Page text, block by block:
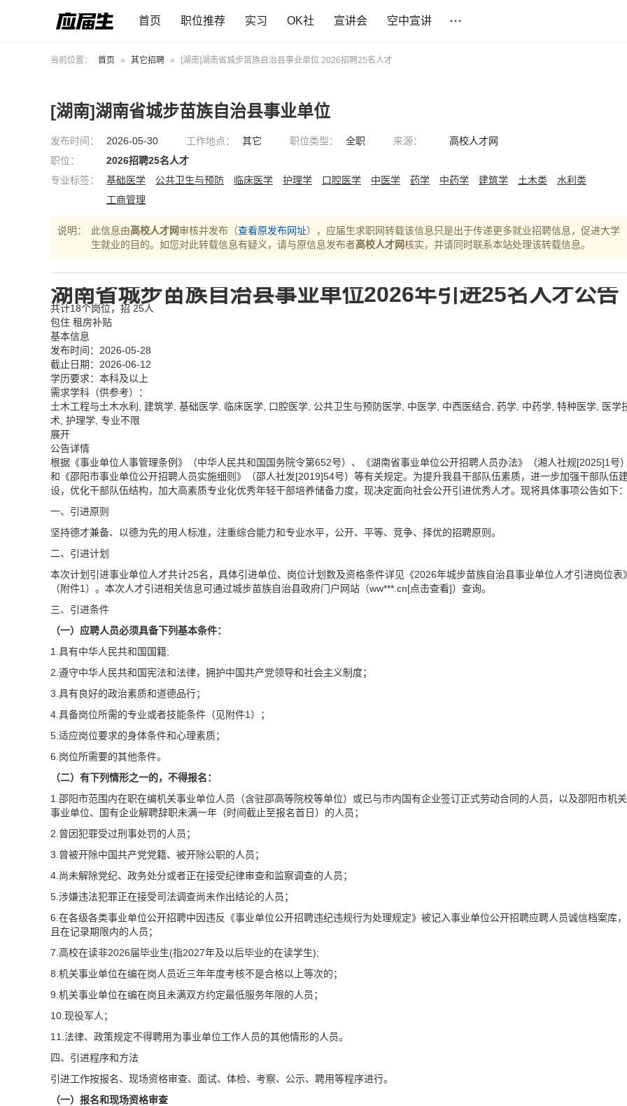
首页 职位推荐 实习 OK社 宣讲会 空中宣讲
当前位置： 首页 » 其它招聘 » [湖南]湖南省城步苗族自治县事业单位 2026招聘25名人才
[湖南]湖南省城步苗族自治县事业单位
发布时间： 2026-05-30 工作地点： 其它 职位类型： 全职 来源：
高校人才网
职位：
2026招聘25名人才
专业标签：
基础医学 公共卫生与预防 临床医学 护理学 口腔医学 中医学 药学 中药学 建筑学 土木类
水利类
工商管理
说明： 此信息由高校人才网审核并发布（查看原发布网址），应届生求职网转载该信息只是出于传递更多就业招聘信息，促进大学
生就业的目的。如您对此转载信息有疑义，请与原信息发布者高校人才网核实，并请同时联系本站处理该转载信息。
湖南省城步苗族自治县事业单位2026年引进25名人才公告
共计18个岗位，招 25人
包住 租房补贴
基本信息
发布时间：2026-05-28
截止日期：2026-06-12
学历要求：本科及以上
需求学科（供参考）：
土木工程与土木水利
建筑学 基础医学 临床医学 口腔医学 公共卫生与预防医学 中医学 中西医结合 药学 中药学 特种医学
医学
术 护理学 专业不限
展开
公告详情
根据《事业单位人事管理条例》（中华人民共和国国务院令第652号）、《湖南省事业单位公开招聘人员办法》（湘人社规[2025]1号）
和《邵阳市事业单位公开招聘人员实施细则》（邵人社发[2019]54号）等有关规定。为提升我县干部队伍素质，进一步加强干部队伍
设，优化干部队伍结构，加大高素质专业化优秀年轻干部培养储备力度，现决定面向社会公开引进优秀人才。现将具体事项公告如下：
一、引进原则
坚持德才兼备、以德为先的用人标准，注重综合能力和专业水平，公开、平等、竞争、择优的招聘原则。
二、引进计划
本次计划引进事业单位人才共计25名，具体引进单位、岗位计划数及资格条件详见《2026年城步苗族自治县事业单位人才引进岗位表》
（附件1）。本次人才引进相关信息可通过城步苗族自治县政府门户网站（ww***.cn[点击查看]）查询。
三、引进条件
（一）应聘人员必须具备下列基本条件：
1.具有中华人民共和国国籍;
2.遵守中华人民共和国宪法和法律，拥护中国共产党领导和社会主义制度；
3.具有良好的政治素质和道德品行；
4.具备岗位所需的专业或者技能条件（见附件1）；
5.适应岗位要求的身体条件和心理素质；
6.岗位所需要的其他条件。
（二）有下列情形之一的，不得报名：
1.邵阳市范围内在职在编机关事业单位人员（含驻邵高等院校等单位）或已与市内国有企业签订正式劳动合同的人员，以及邵阳市机关
事业单位、国有企业解聘辞职未满一年（时间截止至报名首日）的人员；
2.曾因犯罪受过刑事处罚的人员；
3.曾被开除中国共产党党籍、被开除公职的人员；
4.尚未解除党纪、政务处分或者正在接受纪律审查和监察调查的人员；
5.涉嫌违法犯罪正在接受司法调查尚未作出结论的人员；
6.在各级各类事业单位公开招聘中因违反《事业单位公开招聘违纪违规行为处理规定》被记入事业单位公开招聘应聘人员诚信档案库，
且在记录期限内的人员；
7.高校在读非2026届毕业生(指2027年及以后毕业的在读学生);
8.机关事业单位在编在岗人员近三年年度考核不是合格以上等次的；
9.机关事业单位在编在岗且未满双方约定最低服务年限的人员；
10.现役军人；
11.法律、政策规定不得聘用为事业单位工作人员的其他情形的人员。
四、引进程序和方法
引进工作按报名、现场资格审查、面试、体检、考察、公示、聘用等程序进行。
（一）报名和现场资格审查